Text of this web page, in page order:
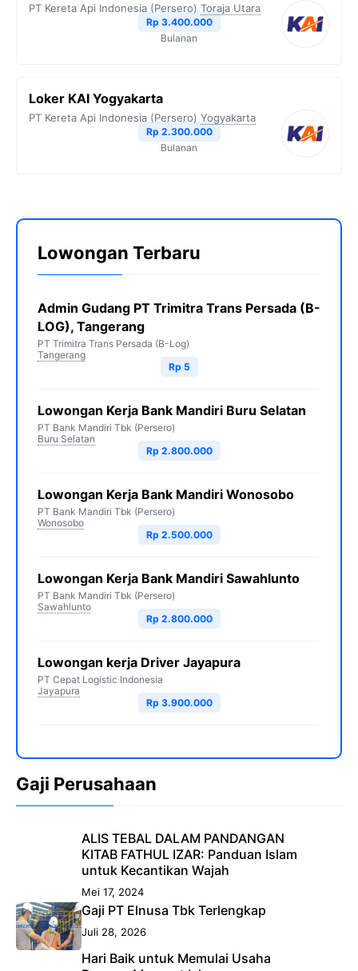
PT Kereta Api Indonesia (Persero) Toraja Utara
Rp 3.400.000
Bulanan
Loker KAI Yogyakarta
PT Kereta Api Indonesia (Persero) Yogyakarta
Rp 2.300.000
Bulanan
Lowongan Terbaru
Admin Gudang PT Trimitra Trans Persada (B-
LOG), Tangerang
PT Trimitra Trans Persada (B-Log)
Tangerang
Rp 5
Lowongan Kerja Bank Mandiri Buru Selatan
PT Bank Mandiri Tbk (Persero)
Buru Selatan
Rp 2.800.000
Lowongan Kerja Bank Mandiri Wonosobo
PT Bank Mandiri Tbk (Persero)
Wonosobo
Rp 2.500.000
Lowongan Kerja Bank Mandiri Sawahlunto
PT Bank Mandiri Tbk (Persero)
Sawahlunto
Rp 2.800.000
Lowongan kerja Driver Jayapura
PT Cepat Logistic Indonesia
Jayapura
Rp 3.900.000
Gaji Perusahaan
ALIS TEBAL DALAM PANDANGAN
KITAB FATHUL IZAR: Panduan Islam
untuk Kecantikan Wajah
Mei 17, 2024
Gaji PT Elnusa Tbk Terlengkap
Juli 28, 2026
Hari Baik untuk Memulai Usaha